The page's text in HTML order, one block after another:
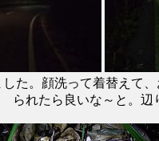
た。顔洗って着替えて
られたら良いな～と。辺